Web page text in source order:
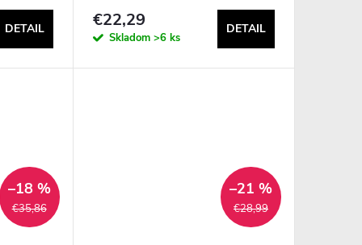
DETAIL €22,29
Skladom >6 ks
DETAIL
€35,86
–18 %
€28,99
–21 %